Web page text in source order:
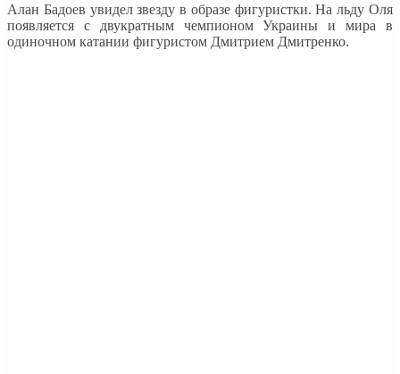
Алан Бадоев увидел звезду в образе фигуристки. На льду Оля
появляется с двукратным чемпионом Украины и мира в
одиночном катании фигуристом Дмитрием Дмитренко.